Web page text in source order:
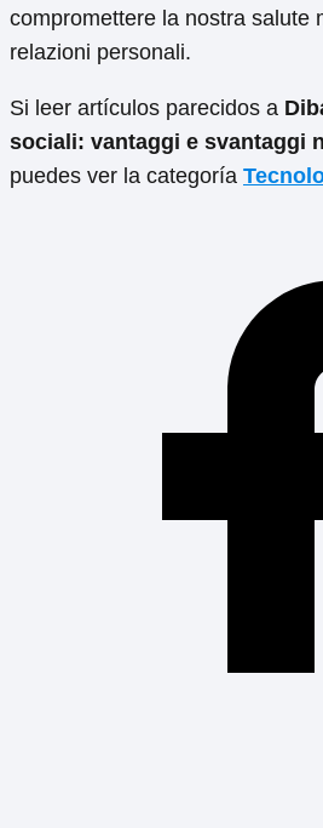
compromettere la nostra salute
relazioni personali.
Si leer artículos parecidos a
sociali: vantaggi e svantaggi
puedes ver la categoría